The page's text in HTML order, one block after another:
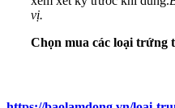
vị.
Chọn mua các loại trứng